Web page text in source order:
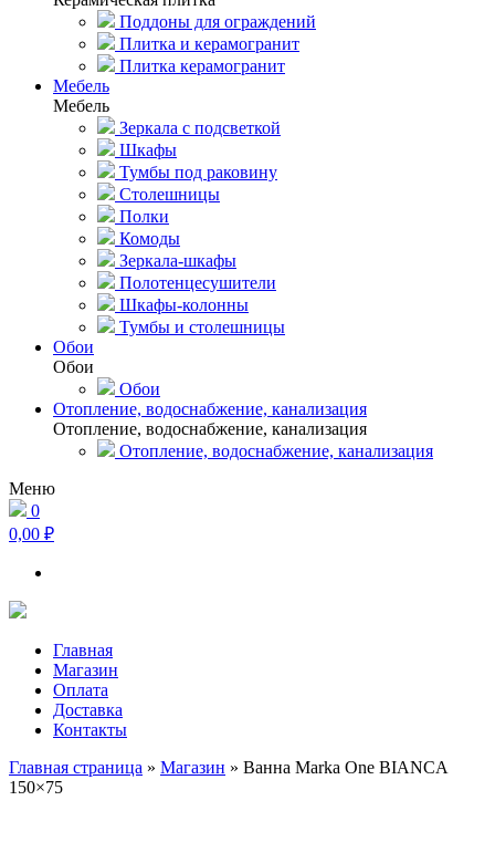
Поддоны для ограждений
Плитка и керамогранит
Плитка керамогранит
Мебель
Мебель
Зеркала с подсветкой
Шкафы
Тумбы под раковину
Столешницы
Полки
Комоды
Зеркала-шкафы
Полотенцесушители
Шкафы-колонны
Тумбы и столешницы
Обои
Обои
Обои
Отопление, водоснабжение, канализация
Отопление, водоснабжение, канализация
Отопление, водоснабжение, канализация
Меню
0
0,00 ₽
Главная
Магазин
Оплата
Доставка
Контакты
Главная страница » Магазин » Ванна Marka One BIANCA
150×75